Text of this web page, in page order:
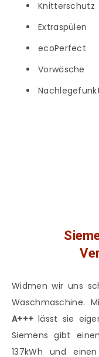
Knitterschutz
Extraspülen
ecoPerfect
Vorwäsche
Widmen wir uns
Waschmaschine.
A+++ lässt sie
Siemens gibt
137kWh und